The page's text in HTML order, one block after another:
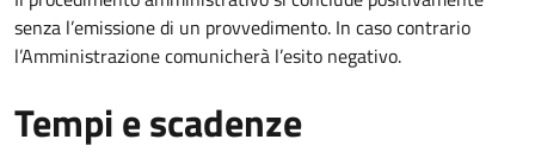
senza l’emissione di un provvedimento. In caso contrario
l’Amministrazione comunicherà l’esito negativo.
Tempi e scadenze